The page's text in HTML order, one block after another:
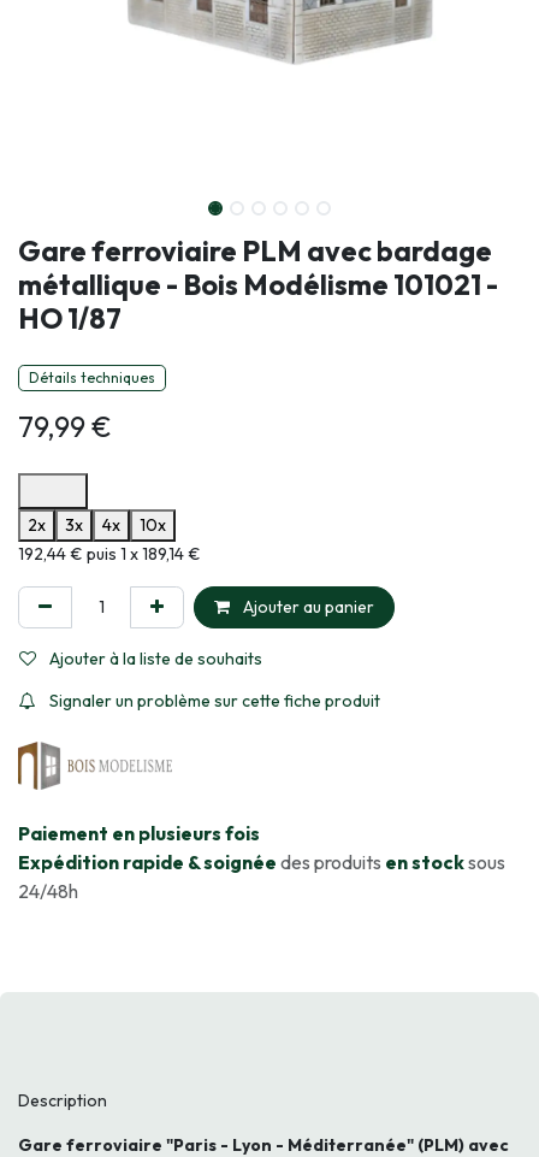
Gare ferroviaire PLM avec bardage
métallique - Bois Modélisme 101021 -
HO 1/87
Détails techniques
79,99€
2x
3x 4x
10x
Informations sur le plan de paiement sélectionné
192,44 € puis 1 x 189,14 €
Ajouter au panier
Ajouter à la liste de souhaits
Signaler un problème sur cette fiche produit
​Paiement en plusieurs fois
Expédition rapide & soignée des produits en stocksous
24/48h
Description
Gare ferroviaire "Paris - Lyon - Méditerranée" (PLM) avec